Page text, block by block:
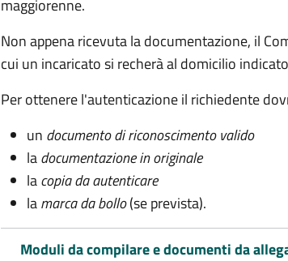
maggiorenne.
Non appena ricevuta la documentazione, il
cui un incaricato si recherà al domicilio
Per ottenere l'autenticazione il richiedente
un documento di riconoscimento valido
ladocumentazione in originale
lacopia da autenticare
lamarca da bollo(se prevista).
Moduli da compilare e documenti da